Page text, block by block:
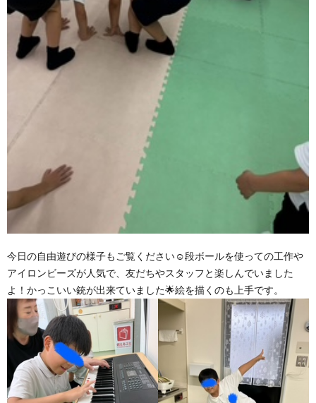
今日の自由遊びの様子もご覧ください☺段ボールを使っての工作や
アイロンビーズが人気で、友だちやスタッフと楽しんでいました
よ！かっこいい銃が出来ていました🌟絵を描くのも上手です。